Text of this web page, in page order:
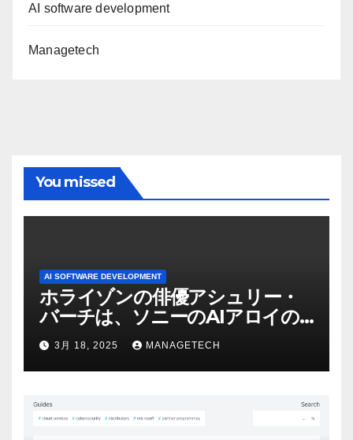
AI software development
Managetech
You missed
AI SOFTWARE DEVELOPMENT
ホライゾンの俳優アシュリー・
バーチは、ソニーのAIアロイの
ビデオを見て「ゲームパフォー
マンスという芸術形式に不安を
感じた」と語る – IGN
3月 18, 2025 MANAGETECH